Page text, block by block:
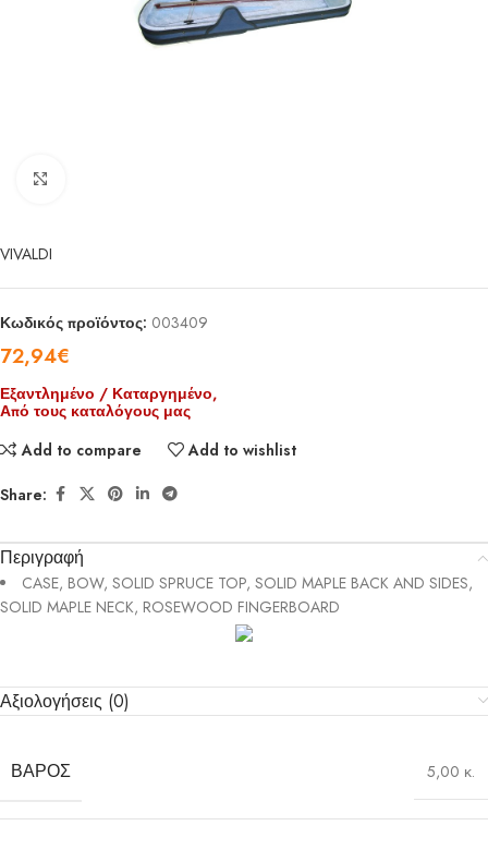
VIVALDI
Κωδικός προϊόντος: 003409
72,94€
Εξαντλημένο / Καταργημένο,
Από τους καταλόγους μας
Add to compare
Add to wishlist
Share:
Περιγραφή
CASE, BOW, SOLID SPRUCE TOP, SOLID MAPLE BACK AND SIDES,
SOLID MAPLE NECK, ROSEWOOD FINGERBOARD
Αξιολογήσεις (0)
ΒΆΡΟΣ 5,00 κ.